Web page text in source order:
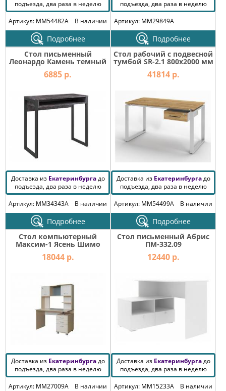
подъезда, два раза в неделю
Артикул: MM54482A
В наличии
Подробнее
подъезда, два раза в неделю
Артикул: MM29849A
Подробнее
Стол письменный
Леонардо Камень темный
6885 р.
Доставка из Екатеринбургадо
подъезда, два раза в неделю
Артикул: MM34343A
В наличии
Подробнее
Стол рабочий с подвесной
тумбой SR-2.1 800х2000 мм
41814 р.
Доставка из Екатеринбургадо
подъезда, два раза в неделю
Артикул: MM54499A
В наличии
Подробнее
Стол компьютерный
Максим-1 Ясень Шимо
Светлый
18044 р.
Доставка из Екатеринбургадо
подъезда, два раза в неделю
Артикул: MM27009A
В наличии
Стол письменный Абрис
ПМ-332.09
12440 р.
Доставка из Екатеринбургадо
подъезда, два раза в неделю
Артикул: MM15233A
В наличии